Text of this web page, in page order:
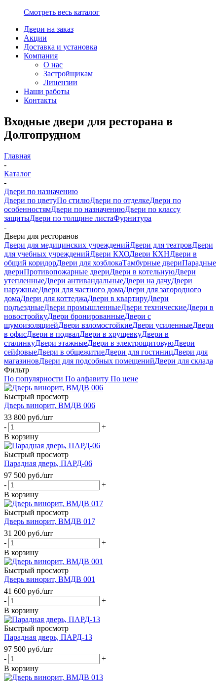
Смотреть весь каталог
Двери на заказ
Акции
Доставка и установка
Компания
О нас
Застройщикам
Лицензии
Наши работы
Контакты
Входные двери для ресторана в
Долгопрудном
Главная
-
Каталог
-
Двери по назначению
Двери по цветуПо стилюДвери по отделкеДвери по
особенностямДвери по назначениюДвери по классу
защитыДвери по толщине листаФурнитура
-
Двери для ресторанов
Двери для медицинских учрежденийДвери для театровДвери
для учебных учрежденийДвери КХОДвери КХНДвери в
общий коридорДвери для хозблокаТамбурные двериПарадные
двериПротивопожарные двериДвери в котельнуюДвери
утепленныеДвери антивандальныеДвери на дачуДвери
наружныеДвери для частного домаДвери для загородного
домаДвери для коттеджаДвери в квартируДвери
подъездныеДвери промышленныеДвери техническиеДвери в
новостройкуДвери бронированныеДвери с
шумоизоляциейДвери взломостойкиеДвери усиленныеДвери
в офисДвери в подвалДвери в хрущевкуДвери в
сталинкуДвери этажныеДвери в электрощитовуюДвери
сейфовыеДвери в общежитиеДвери для гостиницДвери для
магазиновДвери для подсобных помещенийДвери для склада
Фильтр
По популярности По алфавиту По цене
Быстрый просмотр
Дверь винорит, ВМДВ 006
33 800 руб./шт
-
+
В корзину
Быстрый просмотр
Парадная дверь, ПАРД-06
97 500 руб./шт
-
+
В корзину
Быстрый просмотр
Дверь винорит, ВМДВ 017
31 200 руб./шт
-
+
В корзину
Быстрый просмотр
Дверь винорит, ВМДВ 001
41 600 руб./шт
-
+
В корзину
Быстрый просмотр
Парадная дверь, ПАРД-13
97 500 руб./шт
-
+
В корзину